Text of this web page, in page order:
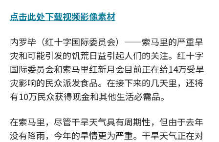
点击此处下载视频影像素材
内罗毕（红十字国际委员会）——索马里的严重旱
灾和可能引发的饥荒日益引起人们的关注。红十字
国际委员会和索马里红新月会目前正在给14万受旱
灾影响的民众派发食品。在接下来的几天里，还将
有10万民众获得现金和其他生活必需品。
在索马里，尽管干旱天气具有周期性，但由于去年
没有降雨，今年的旱情更为严重。干旱天气正在对